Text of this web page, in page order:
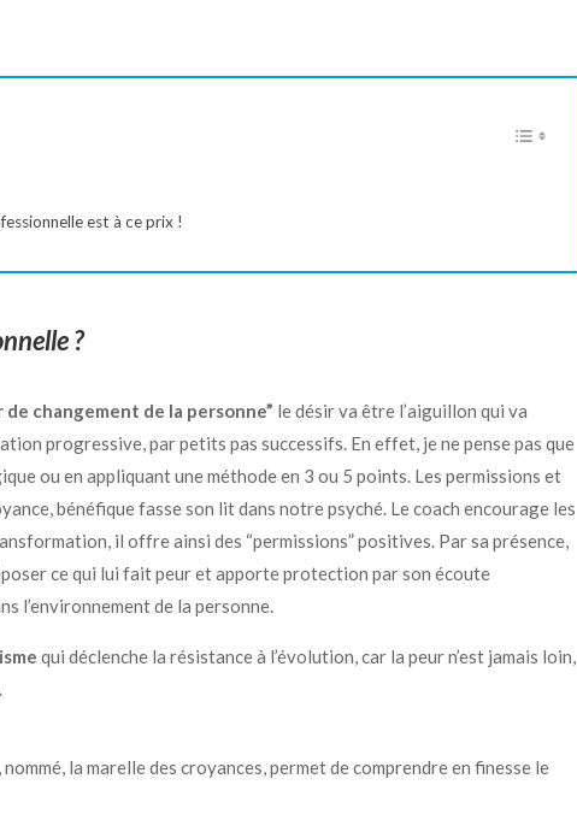
est à ce prix !
?
changement de la personne” le désir va être l’aiguillon qui va
progressive, par petits pas successifs. En effet, je ne pense pas que
ou en appliquant une méthode en 3 ou 5 points. Les permissions et
bénéfique fasse son lit dans notre psyché. Le coach encourage les
il offre ainsi des “permissions” positives. Par sa présence,
ce qui lui fait peur et apporte protection par son écoute
l’environnement de la personne.
qui déclenche la résistance à l’évolution, car la peur n’est jamais loin,
la marelle des croyances, permet de comprendre en finesse le